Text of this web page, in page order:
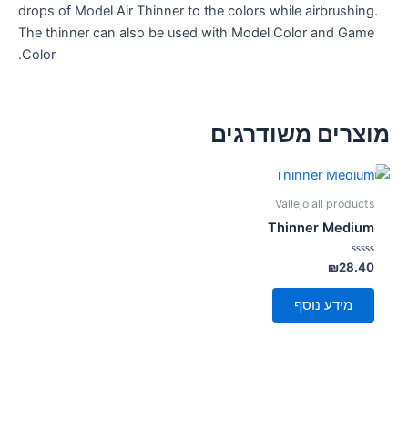
drops of Model Air Thinner to the colors while airbrushing.
The thinner can also be used with Model Color and Game
Color.
מוצרים משודרגים
Vallejo all products
Thinner Medium
דורג
0
מתוך
₪28.40
מידע נוסף